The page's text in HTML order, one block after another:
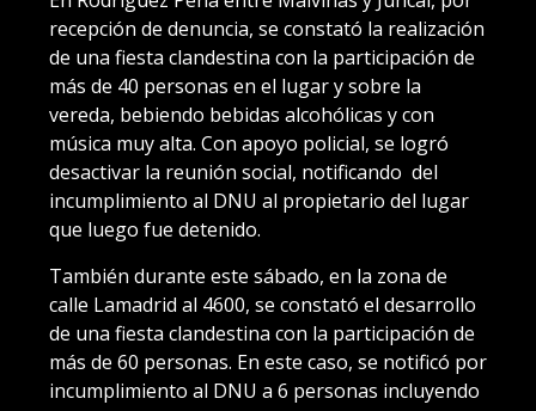
recepción de denuncia, se constató la realización
de una fiesta clandestina con la participación de
más de 40 personas en el lugar y sobre la
vereda, bebiendo bebidas alcohólicas y con
música muy alta. Con apoyo policial, se logró
desactivar la reunión social, notificando del
incumplimiento al DNU al propietario del lugar
que luego fue detenido.
También durante este sábado, en la zona de
calle Lamadrid al 4600, se constató el desarrollo
de una fiesta clandestina con la participación de
más de 60 personas. En este caso, se notificó por
incumplimiento al DNU a 6 personas incluyendo